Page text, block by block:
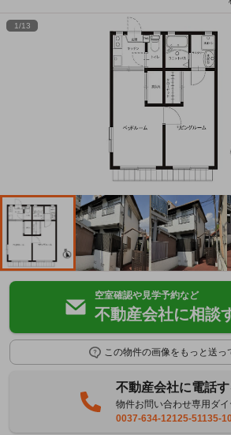
1/13
空室確認や見学予約など
不動産会社に相談
この物件の画像をもっと送っ
不動産会社に電話す
物件お問い合わせ専用ダ
0037-634-12125-51135-